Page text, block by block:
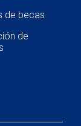
de becas
de